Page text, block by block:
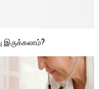
இருக்கலாம்?